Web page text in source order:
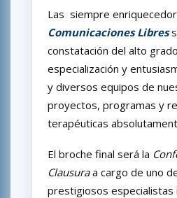
Las siempre
Comunicaciones Libres
constatación del alto
especialización y
y diversos equipos de
proyectos, programas y
terapéuticas
El broche final será la
Clausuraa cargo de uno
prestigiosos especialistas